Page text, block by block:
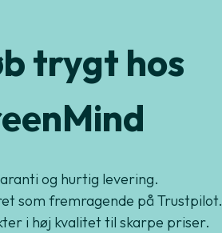
trygt hos
og hurtig levering.
som fremragende på Trustpilot.
i høj kvalitet til skarpe priser.